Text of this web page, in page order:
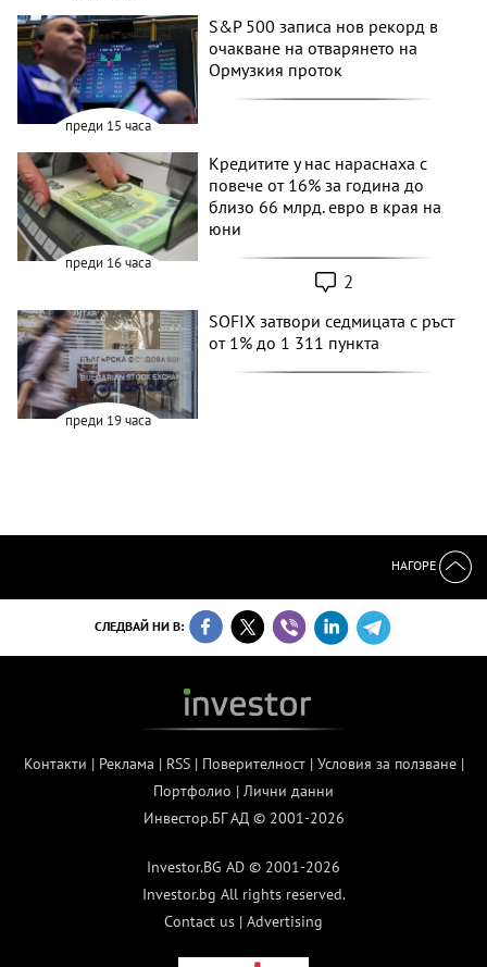
преди 15 часа
S&P 500 записа нов рекорд в
очакване на отварянето на
Ормузкия проток
преди 16 часа
Кредитите у нас нараснаха с
повече от 16% за година до
близо 66 млрд. евро в края на
юни
2
преди 19 часа
SOFIX затвори седмицата с ръст
от 1% до 1 311 пункта
НАГОРЕ
СЛЕДВАЙ НИ В:
Контакти | Реклама | RSS| Поверителност| Условия за ползване|
Портфолио | Лични данни
Инвестор.БГ АД © 2001-2026
Investor.BG AD © 2001-2026
Investor.bg All rights reserved.
Contact us | Advertising